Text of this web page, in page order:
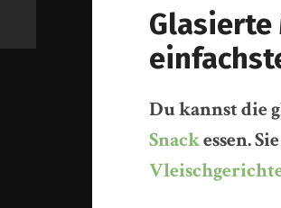
Glasierte
Du kannst die
Snackessen.